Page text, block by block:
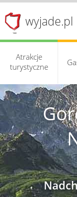
wyjade.pl
Atrakcje
turystyczne